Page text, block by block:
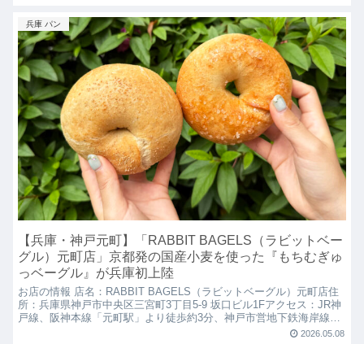
兵庫 パン
【兵庫・神戸元町】「RABBIT BAGELS（ラビットベー
グル）元町店」京都発の国産小麦を使った『もちむぎゅ
っベーグル』が兵庫初上陸
お店の情報 店名：RABBIT BAGELS（ラビットベーグル）元町店住
所：兵庫県神戸市中央区三宮町3丁目5-9 坂口ビル1Fアクセス：JR神
戸線、阪神本線「元町駅」より徒歩約3分、神戸市営地下鉄海岸線
2026.05.08